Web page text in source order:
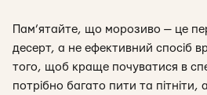
Пам’ятайте, що морозиво — це
десерт, а не ефективний спосіб
того, щоб краще почуватися в
потрібно багато пити та